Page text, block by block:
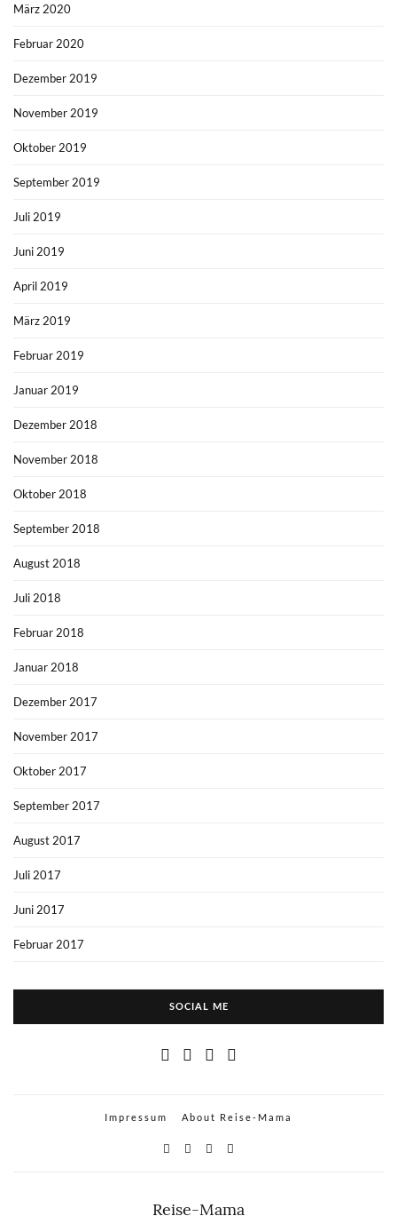
März 2020
Februar 2020
Dezember 2019
November 2019
Oktober 2019
September 2019
Juli 2019
Juni 2019
April 2019
März 2019
Februar 2019
Januar 2019
Dezember 2018
November 2018
Oktober 2018
September 2018
August 2018
Juli 2018
Februar 2018
Januar 2018
Dezember 2017
November 2017
Oktober 2017
September 2017
August 2017
Juli 2017
Juni 2017
Februar 2017
SOCIAL ME
Impressum About Reise-Mama
Reise-Mama